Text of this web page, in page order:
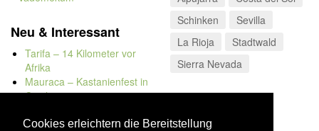
Cookies erleichtern die Bereitstellung
Neu & Interessant
Tarifa – 14 Kilometer vor
Afrika
Mauraca – Kastanienfest in
Capileira
Bolonia
Schinken
Sevilla
La Rioja
Stadtwald
Sierra Nevada